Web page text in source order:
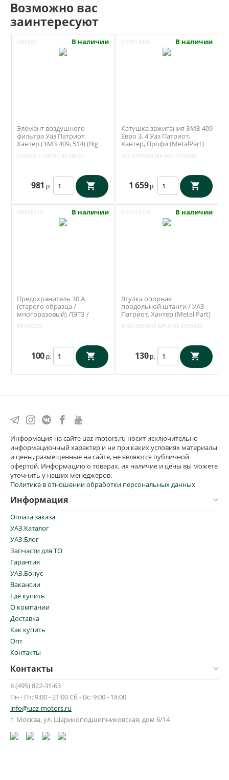
Возможно вас
заинтересуют
УМ0086 В наличии
Элемент воздушного
фильтра Уаз Патриот,
Хантер (ЗМЗ 409, 514) (Big
3160-06-1109080-00 GB-76
981 р.
УМ0013835 В наличии
Катушка зажигания ЗМЗ 409
Евро 3, 4 Уаз Патриот,
Хантер, Профи (MetalPart)
407.3705000 MP-407.3705000
1 659 р.
УМ008014 В наличии
Предохранитель 30 А
(старого образца /
многоразовый) ЛЭТЗ /
ПР10А300
100 р.
УМ0013710 В наличии
Втулка опорная
продольной штанги / УАЗ
Патриот, Хантер (Metal Part)
3160-2909033 MP-3160-2909033
130 р.
Информация на сайте uaz-motors.ru носит исключительно
информационный характер и ни при каких условиях материалы
и цены, размещенные на сайте, не являются публичной
офертой. Информацию о товарах, их наличие и цены вы можете
уточнить у наших менеджеров.
Политика в отношении обработки персональных данных
Информация
Оплата заказа
УАЗ.Каталог
УАЗ.Блог
Запчасти для ТО
Гарантия
УАЗ.Бонус
Вакансии
Где купить
О компании
Доставка
Как купить
Опт
Контакты
Контакты
8 (495) 822-31-63
Пн - Пт: 9:00 - 21:00 Сб - Вс: 9:00 - 18:00
info@uaz-motors.ru
г. Москва, ул. Шарикоподшипниковская, дом 6/14